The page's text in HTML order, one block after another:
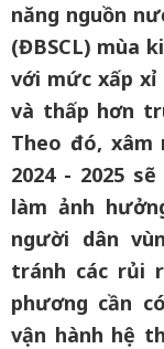
năng nguồn
(ĐBSCL) mùa
với mức xấp xỉ
và thấp hơn
Theo đó, xâm
2024 - 2025
làm ảnh
người dân
tránh các rủi
phương cần
vận hành hệ